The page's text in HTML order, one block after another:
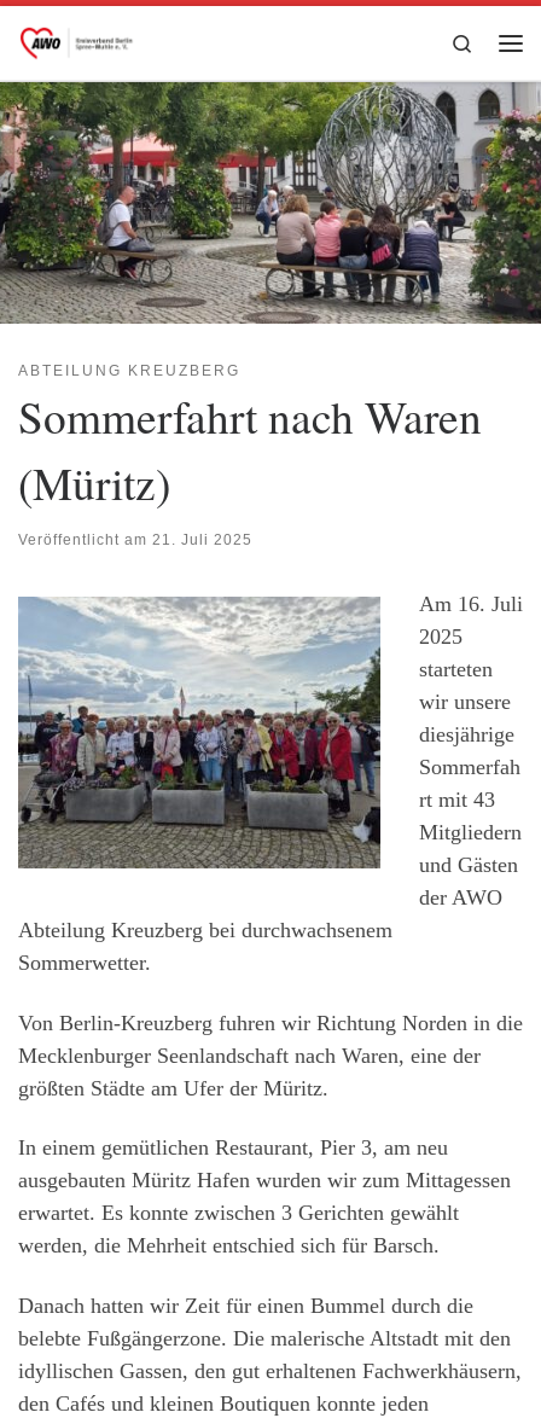
Zum Inhalt springen
Search
ABTEILUNG KREUZBERG
Sommerfahrt nach Waren
(Müritz)
Veröffentlicht am 21. Juli 2025
Am 16. Juli
2025
starteten
wir unsere
diesjährige
Sommerfah
rt mit 43
Mitgliedern
und Gästen
der AWO
Abteilung Kreuzberg bei durchwachsenem
Sommerwetter.
Von Berlin-Kreuzberg fuhren wir Richtung Norden in die
Mecklenburger Seenlandschaft nach Waren, eine der
größten Städte am Ufer der Müritz.
In einem gemütlichen Restaurant, Pier 3, am neu
ausgebauten Müritz Hafen wurden wir zum Mittagessen
erwartet. Es konnte zwischen 3 Gerichten gewählt
werden, die Mehrheit entschied sich für Barsch.
Danach hatten wir Zeit für einen Bummel durch die
belebte Fußgängerzone. Die malerische Altstadt mit den
idyllischen Gassen, den gut erhaltenen Fachwerkhäusern,
den Cafés und kleinen Boutiquen konnte jeden